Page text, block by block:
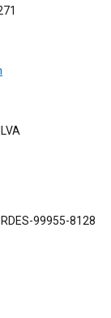
99955-8128